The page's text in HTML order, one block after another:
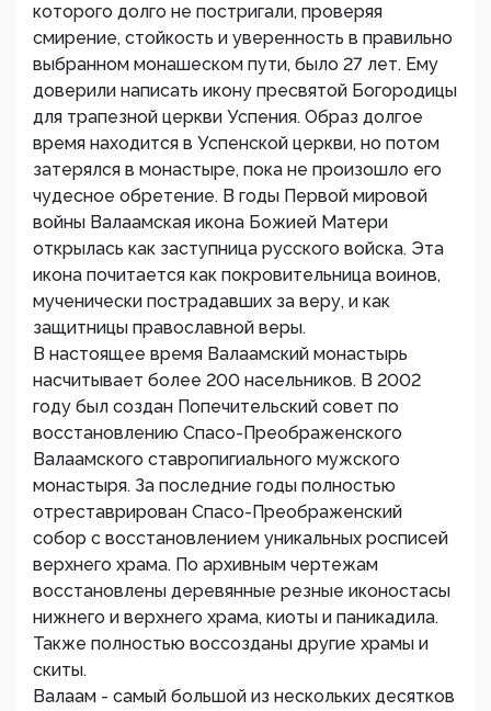
которого долго не постригали, проверяя
смирение, стойкость и уверенность в правильно
выбранном монашеском пути, было 27 лет. Ему
доверили написать икону пресвятой Богородицы
для трапезной церкви Успения. Образ долгое
время находится в Успенской церкви, но потом
затерялся в монастыре, пока не произошло его
чудесное обретение. В годы Первой мировой
войны Валаамская икона Божией Матери
открылась как заступница русского войска. Эта
икона почитается как покровительница воинов,
мученически пострадавших за веру, и как
защитницы православной веры.
В настоящее время Валаамский монастырь
насчитывает более 200 насельников. В 2002
году был создан Попечительский совет по
восстановлению Спасо-Преображенского
Валаамского ставропигиального мужского
монастыря. За последние годы полностью
отреставрирован Спасо-Преображенский
собор с восстановлением уникальных росписей
верхнего храма. По архивным чертежам
восстановлены деревянные резные иконостасы
нижнего и верхнего храма, киоты и паникадила.
Также полностью воссозданы другие храмы и
скиты.
Валаам - самый большой из нескольких десятков